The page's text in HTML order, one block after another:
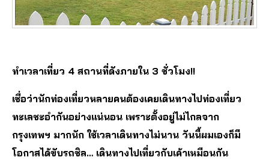
ทำเวลาเที่ยว 4 สถานที่ดังภายใน 3 ชั่วโมง!!
เชื่อว่านักท่องเที่ยวหลายคนต้องเคยเดินทางไปท่องเที่ยว
ทะเลชะอำกันอย่างแน่นอน เพราะตั้งอยู่ไม่ไกลจาก
กรุงเทพฯ มากนัก ใช้เวลาเดินทางไม่นาน วันนี้ผมเองก็มี
โอกาสได้ขับรถชิล… เดินทางไปเที่ยวกับเค้าเหมือนกัน